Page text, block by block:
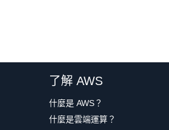
了解 AWS
什麼是 AWS？
什麼是雲端運算？